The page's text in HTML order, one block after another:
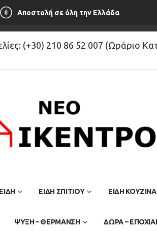
Αποστολή σε όλη την Ελλάδα
(+30) 210 86 52 007 (Ωράριο
ΕΙΔΗ ΣΠΙΤΙΟΥ ΕΙΔΗ
ΨΥΞΗ – ΘΕΡΜΑΝΣΗ ΔΩΡΑ –